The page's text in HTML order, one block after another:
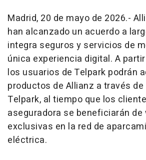
Madrid, 20 de mayo de 2026.-
han alcanzado un acuerdo a
integra seguros y servicios de
única experiencia digital. A
los usuarios de Telpark podrán
productos de Allianz a través de
Telpark, al tiempo que los
aseguradora se beneficiarán de
exclusivas en la red de
eléctrica.